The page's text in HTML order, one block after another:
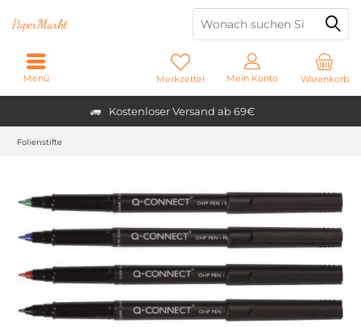
Kostenloser Versand ab 69€
PaperMarkt
Warenkorb
Merkzettel Mein Konto
Menü
Folienstifte